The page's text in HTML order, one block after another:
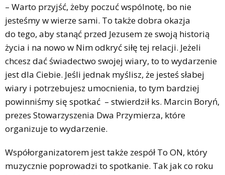
– Warto przyjść, żeby poczuć wspólnotę, bo nie
jesteśmy w wierze sami. To także dobra okazja
do tego, aby stanąć przed Jezusem ze swoją historią
życia i na nowo w Nim odkryć siłę tej relacji. Jeżeli
chcesz dać świadectwo swojej wiary, to to wydarzenie
jest dla Ciebie. Jeśli jednak myślisz, że jesteś słabej
wiary i potrzebujesz umocnienia, to tym bardziej
powinniśmy się spotkać – stwierdził ks. Marcin Boryń,
prezes Stowarzyszenia Dwa Przymierza, które
organizuje to wydarzenie.
Współorganizatorem jest także zespół To ON, który
muzycznie poprowadzi to spotkanie. Tak jak co roku